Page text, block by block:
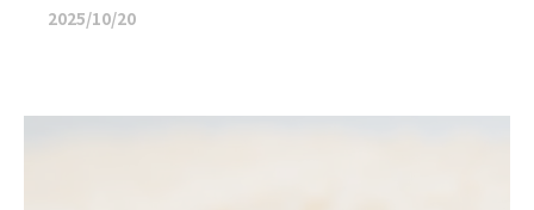
2025/10/20